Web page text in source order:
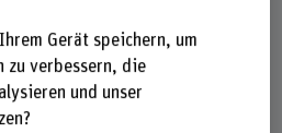
Plätzen spätere
Gerät speichern, um
zu verbessern, die
und unser